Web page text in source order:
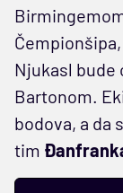
Njukasl bude
Bartonom.
bodova, a da
tim